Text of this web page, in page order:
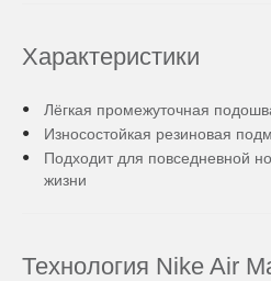
Характеристики
Лёгкая промежуточная
Износостойкая резиновая
Подходит для повседневной
жизни
Технология Nike Air